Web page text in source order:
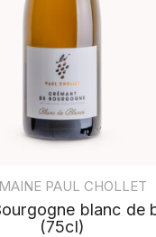
PAUL CHOLLET
blanc de
(75cl)